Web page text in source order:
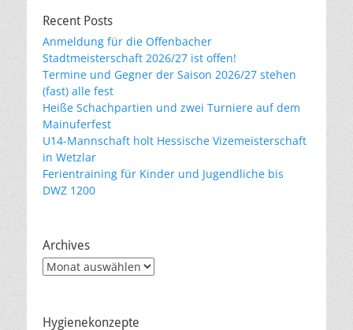
Recent Posts
Anmeldung für die Offenbacher
Stadtmeisterschaft 2026/27 ist offen!
Termine und Gegner der Saison 2026/27 stehen
(fast) alle fest
Heiße Schachpartien und zwei Turniere auf dem
Mainuferfest
U14-Mannschaft holt Hessische Vizemeisterschaft
in Wetzlar
Ferientraining für Kinder und Jugendliche bis
DWZ 1200
Archives
Archives
Hygienekonzepte